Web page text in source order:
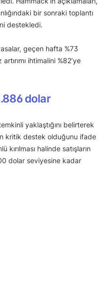
bir sonraki toplantı
destekledi.
geçen hafta %73
ihtimalini %82’ye
dolar
yaklaştığını belirterek
kritik destek olduğunu ifade
halinde satışların
dolar seviyesine kadar